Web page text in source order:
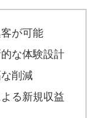
が可能
な体験設計
削減
る新規収益